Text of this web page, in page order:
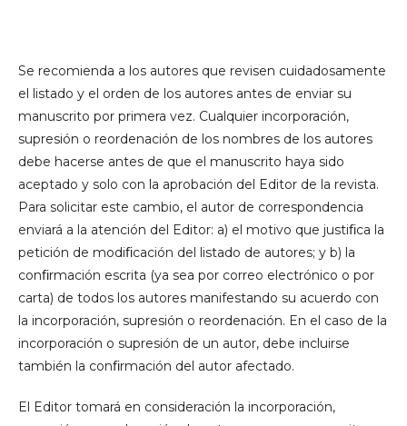
Se recomienda a los autores que revisen cuidadosamente
el listado y el orden de los autores antes de enviar su
manuscrito por primera vez. Cualquier incorporación,
supresión o reordenación de los nombres de los autores
debe hacerse antes de que el manuscrito haya sido
aceptado y solo con la aprobación del Editor de la revista.
Para solicitar este cambio, el autor de correspondencia
enviará a la atención del Editor: a) el motivo que justiﬁca la
petición de modiﬁcación del listado de autores; y b) la
conﬁrmación escrita (ya sea por correo electrónico o por
carta) de todos los autores manifestando su acuerdo con
la incorporación, supresión o reordenación. En el caso de la
incorporación o supresión de un autor, debe incluirse
también la conﬁrmación del autor afectado.
El Editor tomará en consideración la incorporación,